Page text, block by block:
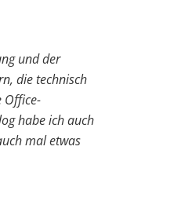
und der
die technisch
Office-
habe ich auch
mal etwas